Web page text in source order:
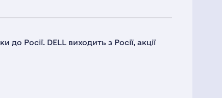
Росії. DELL виходить з Росії, акції